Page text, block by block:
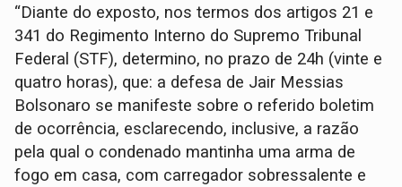
“Diante do exposto, nos termos dos artigos 21 e
341 do Regimento Interno do Supremo Tribunal
Federal (STF), determino, no prazo de 24h (vinte e
quatro horas), que: a defesa de Jair Messias
Bolsonaro se manifeste sobre o referido boletim
de ocorrência, esclarecendo, inclusive, a razão
pela qual o condenado mantinha uma arma de
fogo em casa, com carregador sobressalente e